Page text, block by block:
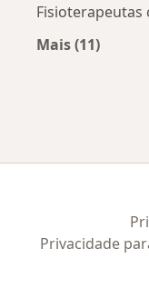
Fisioterapeutas
Mais (11)
Privacidade